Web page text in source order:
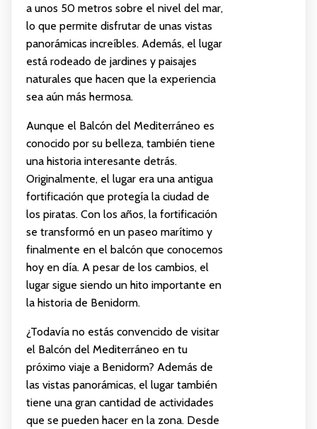
a unos 50 metros sobre el nivel del mar,
lo que permite disfrutar de unas vistas
panorámicas increíbles. Además, el lugar
está rodeado de jardines y paisajes
naturales que hacen que la experiencia
sea aún más hermosa.
Aunque el Balcón del Mediterráneo es
conocido por su belleza, también tiene
una historia interesante detrás.
Originalmente, el lugar era una antigua
fortificación que protegía la ciudad de
los piratas. Con los años, la fortificación
se transformó en un paseo marítimo y
finalmente en el balcón que conocemos
hoy en día. A pesar de los cambios, el
lugar sigue siendo un hito importante en
la historia de Benidorm.
¿Todavía no estás convencido de visitar
el Balcón del Mediterráneo en tu
próximo viaje a Benidorm? Además de
las vistas panorámicas, el lugar también
tiene una gran cantidad de actividades
que se pueden hacer en la zona. Desde